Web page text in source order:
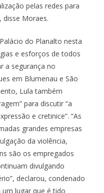
pelas redes para
disse Moraes.
do Planalto nesta
e esforços de todos
a segurança no
em Blumenau e São
Lula também
para discutir “a
e cretinice”. “As
grandes empresas
da violência,
são os empregados
divulgando
declarou, condenado
um lugar que é tido